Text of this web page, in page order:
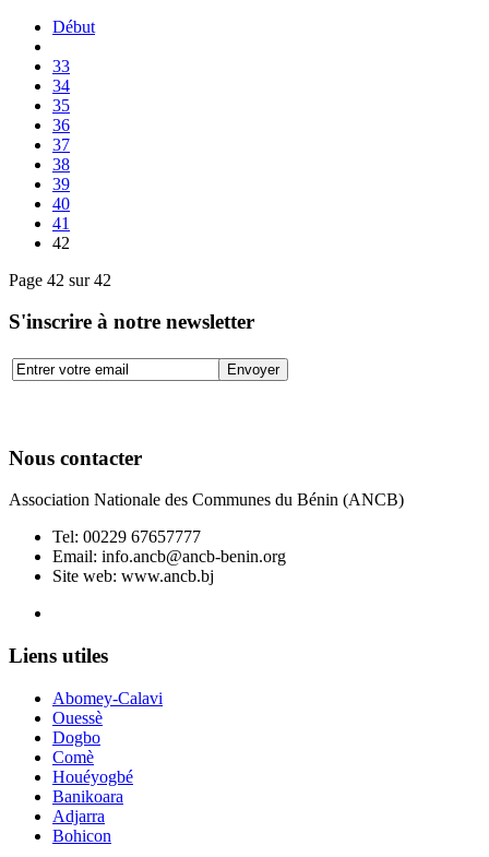
Début
33
34
35
36
37
38
39
40
41
42
Page 42 sur 42
S'inscrire à notre newsletter
Nous contacter
Association Nationale des Communes du Bénin (ANCB)
Tel: 00229 67657777
Email: info.ancb@ancb-benin.org
Site web: www.ancb.bj
Liens utiles
Abomey-Calavi
Ouessè
Dogbo
Comè
Houéyogbé
Banikoara
Adjarra
Bohicon